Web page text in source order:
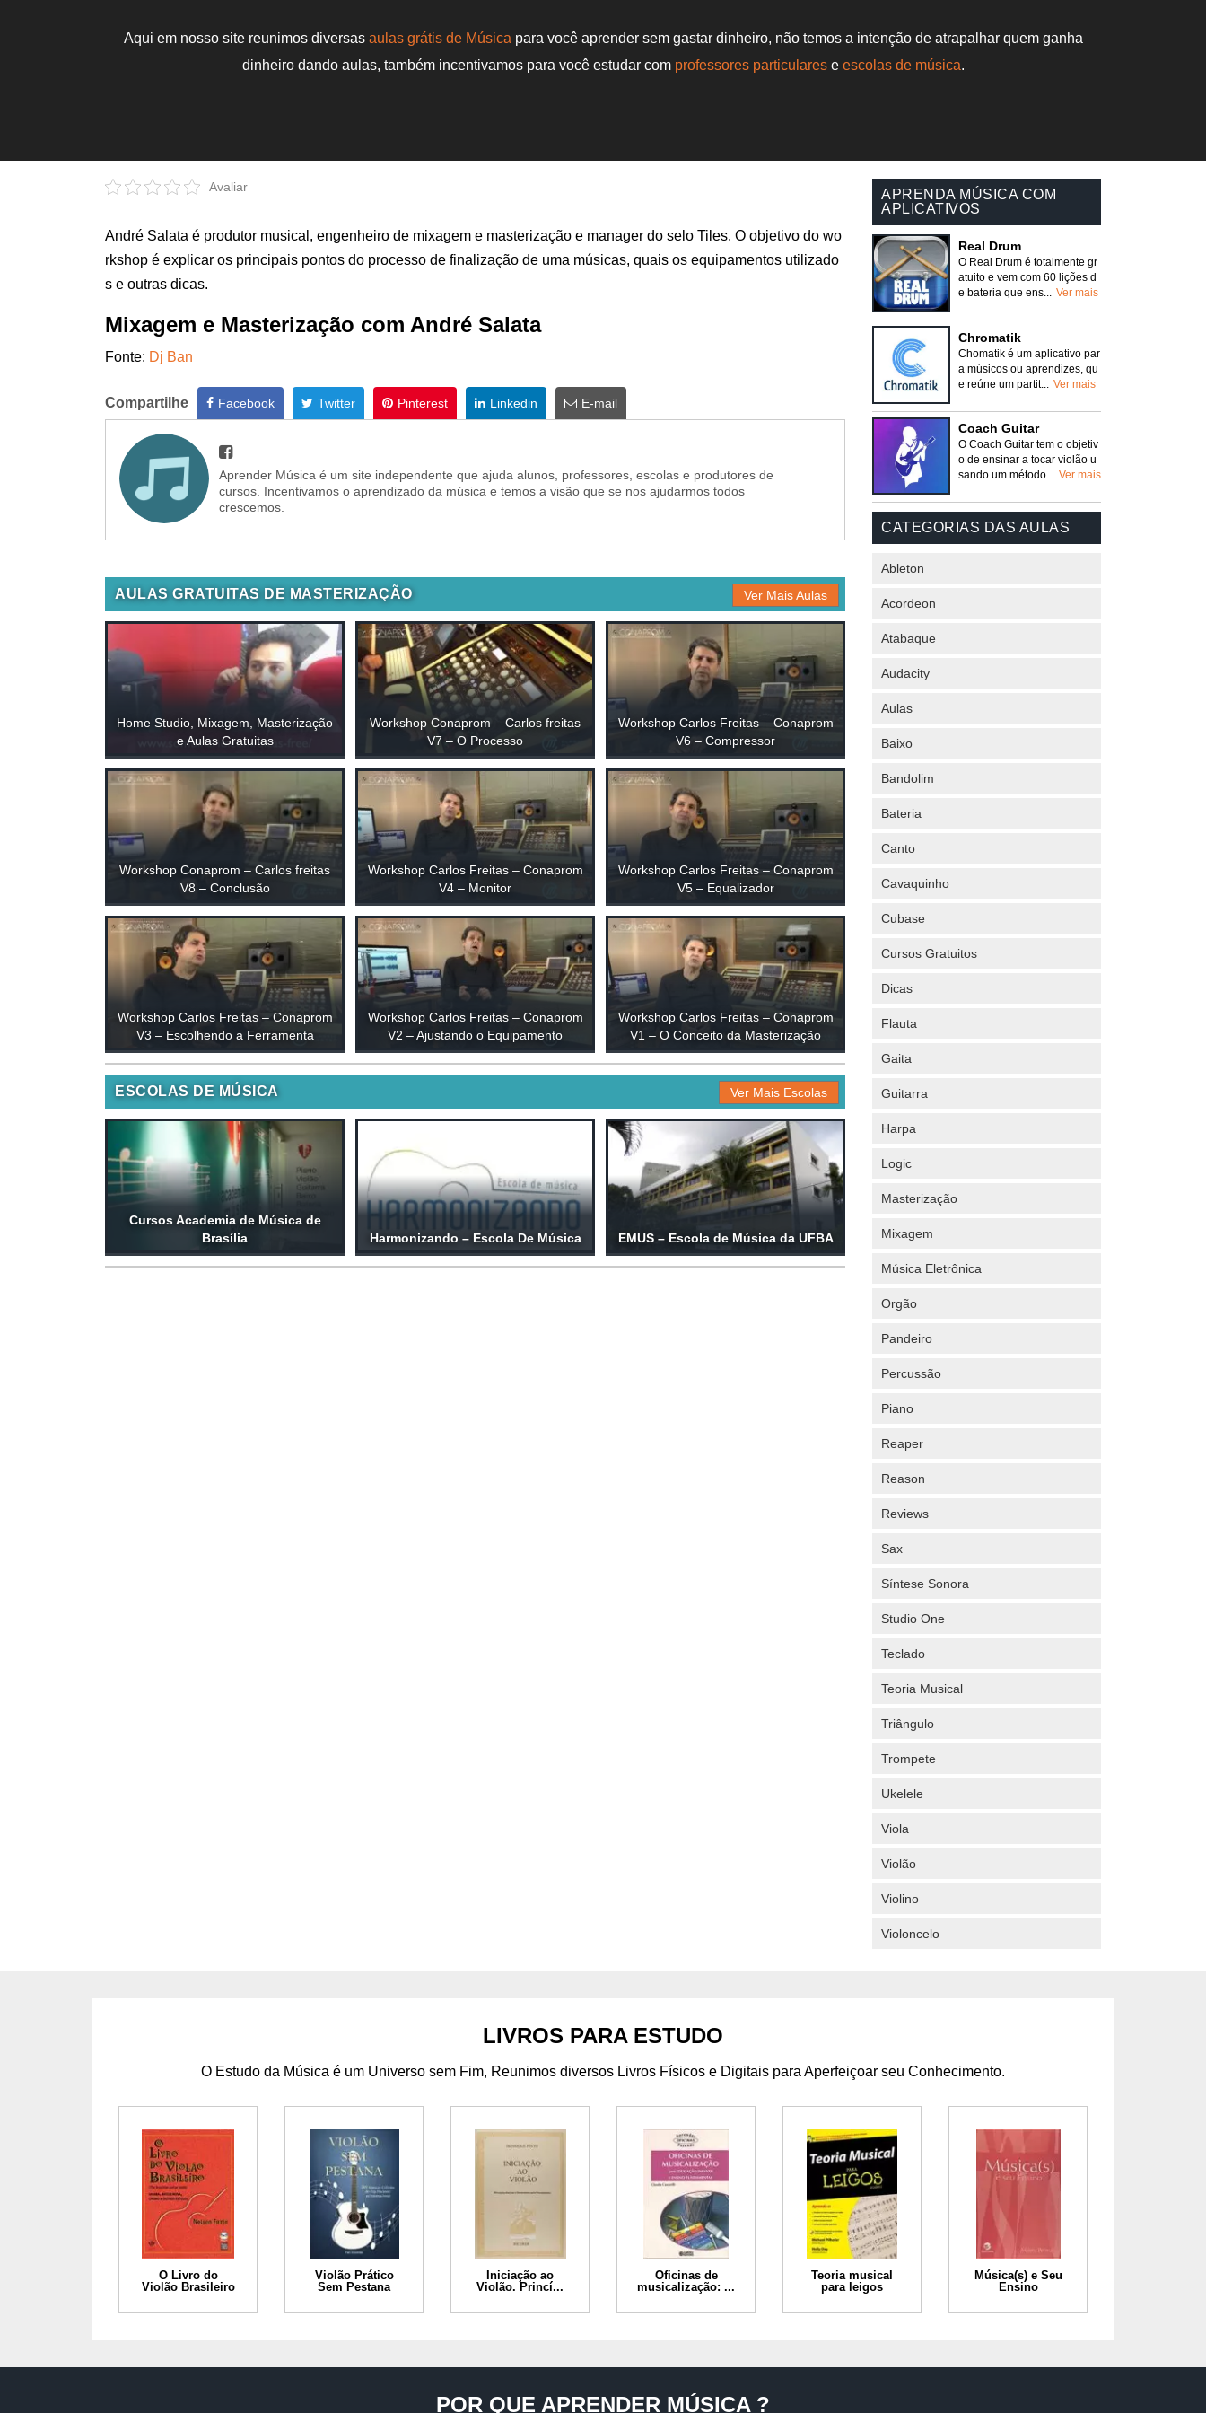
Aqui em nosso site reunimos diversas aulas grátis de Música para você aprender sem gastar dinheiro, não temos a intenção de atrapalhar quem ganha
dinheiro dando aulas, também incentivamos para você estudar com professores particularese escolas de música.
Avaliar
André Salata é produtor musical, engenheiro de mixagem e masterização e manager do selo Tiles. O objetivo do wo
rkshop é explicar os principais pontos do processo de finalização de uma músicas, quais os equipamentos utilizado
s e outras dicas.
Mixagem e Masterização com André Salata
Fonte: Dj Ban
Compartilhe Facebook Twitter Pinterest Linkedin E-mail
Aprender Música é um site independente que ajuda alunos, professores, escolas e produtores de
cursos. Incentivamos o aprendizado da música e temos a visão que se nos ajudarmos todos
crescemos.
AULAS GRATUITAS DE MASTERIZAÇÃO Ver Mais Aulas
Home Studio, Mixagem, Masterização
e Aulas Gratuitas
Workshop Conaprom – Carlos freitas
V7 – O Processo
Workshop Carlos Freitas – Conaprom
V6 – Compressor
Workshop Conaprom – Carlos freitas
V8 – Conclusão
Workshop Carlos Freitas – Conaprom
V4 – Monitor
Workshop Carlos Freitas – Conaprom
V5 – Equalizador
Workshop Carlos Freitas – Conaprom
V3 – Escolhendo a Ferramenta
Workshop Carlos Freitas – Conaprom
V2 – Ajustando o Equipamento
Workshop Carlos Freitas – Conaprom
V1 – O Conceito da Masterização
ESCOLAS DE MÚSICA Ver Mais Escolas
Cursos Academia de Música de
Brasília
Harmonizando – Escola De Música EMUS – Escola de Música da UFBA
APRENDA MÚSICA COM
APLICATIVOS
Real Drum
O Real Drum é totalmente gr
atuito e vem com 60 lições d
e bateria que ens... Ver mais
Chromatik
Chomatik é um aplicativo par
a músicos ou aprendizes, qu
e reúne um partit...
Ver mais
Coach Guitar
O Coach Guitar tem o objetiv
o de ensinar a tocar violão u
sando um método... Ver mais
CATEGORIAS DAS AULAS
Ableton
Acordeon
Atabaque
Audacity
Aulas
Baixo
Bandolim
Bateria
Canto
Cavaquinho
Cubase
Cursos Gratuitos
Dicas
Flauta
Gaita
Guitarra
Harpa
Logic
Masterização
Mixagem
Música Eletrônica
Orgão
Pandeiro
Percussão
Piano
Reaper
Reason
Reviews
Sax
Síntese Sonora
Studio One
Teclado
Teoria Musical
Triângulo
Trompete
Ukelele
Viola
Violão
Violino
Violoncelo
LIVROS PARA ESTUDO
O Estudo da Música é um Universo sem Fim, Reunimos diversos Livros Físicos e Digitais para Aperfeiçoar seu Conhecimento.
O Livro do
Violão Brasileiro
Violão Prático
Sem Pestana
Iniciação ao
Violão. Princí...
Oficinas de
musicalização: ...
Teoria musical
para leigos
Música(s) e Seu
Ensino
POR QUE APRENDER MÚSICA ?